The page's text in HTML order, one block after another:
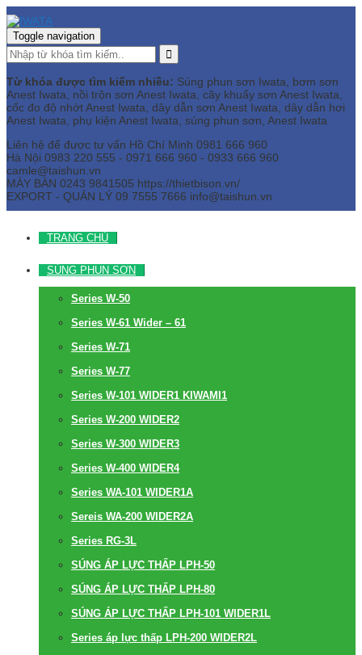
Toggle navigation
Từ khóa được tìm kiếm nhiều: Súng phun sơn Iwata, bơm sơn
Anest Iwata, nồi trộn sơn Anest Iwata, cây khuấy sơn Anest Iwata,
cốc đo độ nhớt Anest Iwata, dây dẫn sơn Anest Iwata, dây dẫn hơi
Anest Iwata, phụ kiện Anest Iwata, súng phun sơn, Anest Iwata
Liên hệ để được tư vấn Hồ Chí Minh 0981 666 960
Hà Nội 0983 220 555 - 0971 666 960 - 0933 666 960
camle@taishun.vn
MÁY BÀN 0243 9841505 https://thietbison.vn/
EXPORT - QUẢN LÝ 09 7555 7666 info@taishun.vn
TRANG CHỦ
SÚNG PHUN SƠN
Series W-50
Series W-61 Wider – 61
Series W-71
Series W-77
Series W-101 WIDER1 KIWAMI1
Series W-200 WIDER2
Series W-300 WIDER3
Series W-400 WIDER4
Series WA-101 WIDER1A
Sereis WA-200 WIDER2A
Series RG-3L
SÚNG ÁP LỰC THẤP LPH-50
SÚNG ÁP LỰC THẤP LPH-80
SÚNG ÁP LỰC THẤP LPH-101 WIDER1L
Series áp lực thấp LPH-200 WIDER2L